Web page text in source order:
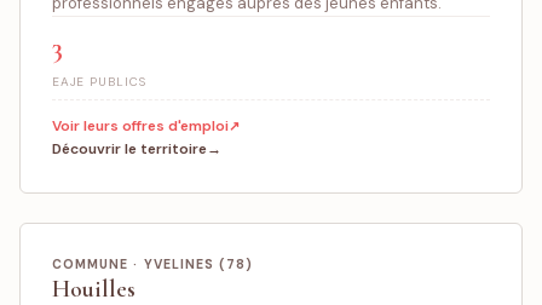
3
EAJE PUBLICS
Voir leurs offres d'emploi
Découvrir le territoire
COMMUNE · YVELINES (78)
Houilles